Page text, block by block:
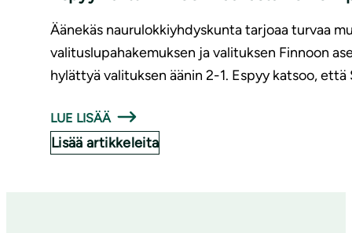
Äänekäs naurulokkiyhdyskunta tarjoaa turvaa
valituslupahakemuksen ja valituksen Finnoon
hylättyä valituksen äänin 2-1. Espyy katsoo,
LUE LISÄÄ
Lisää artikkeleita